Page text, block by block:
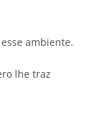
ambiente.
lhe traz